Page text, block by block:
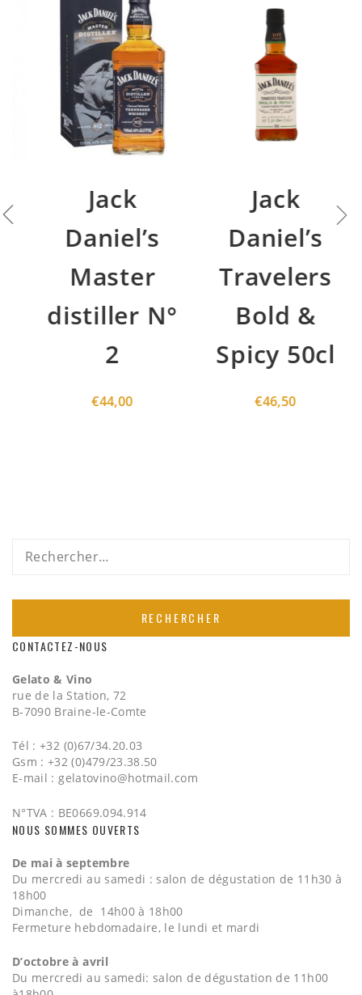
Jack
Daniel’s
Master
distiller N°
44,00
Jack
Daniel’s
Travelers
Bold &
Spicy 50cl
46,50
Rechercher :
CONTACTEZ-NOUS
Gelato & Vino
rue de la Station, 72
B-7090 Braine-le-Comte
Tél : +32 (0)67/34.20.03
Gsm : +32 (0)479/23.38.50
E-mail :gelatovino@hotmail.com
N°TVA : BE0669.094.914
NOUS SOMMES OUVERTS
De mai à septembre
Du mercredi au samedi : salon de dégustation de 11h30 à
18h00
Dimanche, de 14h00 à 18h00
Fermeture hebdomadaire, le lundi et mardi
D’octobre à avril
Du mercredi au samedi: salon de dégustation de 11h00